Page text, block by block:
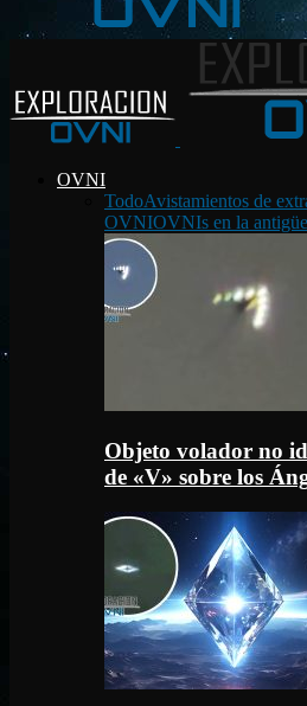
OVNI
TodoAvistamientos de
OVNIOVNIs en la
Objeto volador no
de «V» sobre los